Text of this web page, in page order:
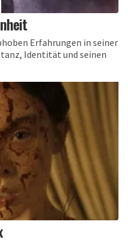
Erfahrungen in seiner
Identität und seinen